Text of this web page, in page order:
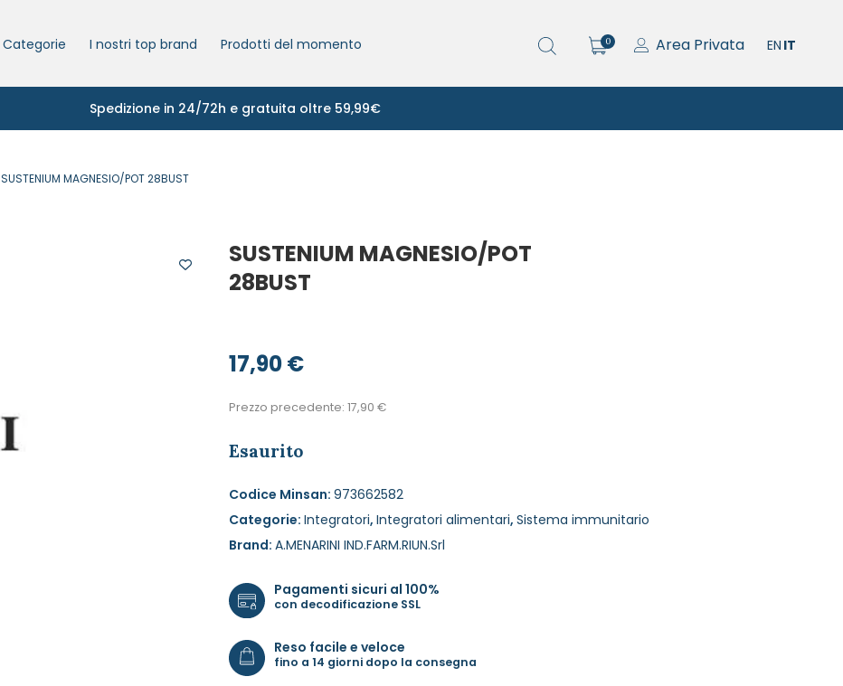
Categorie I nostri top brand Prodotti del momento EN IT
Area Privata
0
Spedizione in 24/72h e gratuita oltre 59,99€
SUSTENIUM MAGNESIO/POT 28BUST
SUSTENIUM MAGNESIO/POT
28BUST
17,90€
Prezzo precedente: 17,90 €
Esaurito
Codice Minsan: 973662582
Categorie: Integratori, Integratori alimentari, Sistema immunitario
Brand: A.MENARINI IND.FARM.RIUN.Srl
Pagamenti sicuri al 100%
con decodificazione SSL
Reso facile e veloce
fino a 14 giorni dopo la consegna